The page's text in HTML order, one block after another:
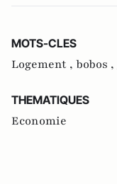
MOTS-CLES
Logement , bobos ,
THEMATIQUES
Economie